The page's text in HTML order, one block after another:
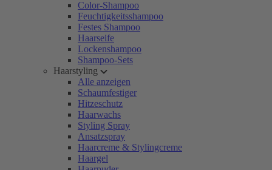
Color-Shampoo
Feuchtigkeitsshampoo
Festes Shampoo
Haarseife
Lockenshampoo
Shampoo-Sets
Haarstyling
Alle anzeigen
Schaumfestiger
Hitzeschutz
Haarwachs
Styling Spray
Ansatzspray
Haarcreme & Stylingcreme
Haargel